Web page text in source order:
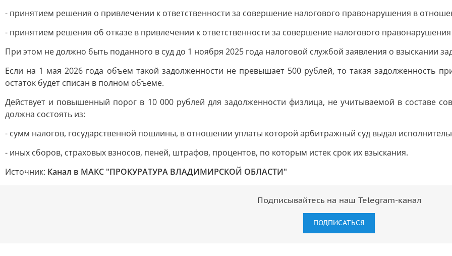
- принятием решения о привлечении к ответственности за совершение налогового правонарушения в
- принятием решения об отказе в привлечении к ответственности за совершение налогового
При этом не должно быть поданного в суд до 1 ноября 2025 года налоговой службой заявления о взыскании
Если на 1 мая 2026 года объем такой задолженности не превышает 500 рублей, то такая задолженность
остаток будет списан в полном объеме.
Действует и повышенный порог в 10 000 рублей для задолженности физлица, не учитываемой в составе
должна состоять из:
- сумм налогов, государственной пошлины, в отношении уплаты которой арбитражный суд выдал
- иных сборов, страховых взносов, пеней, штрафов, процентов, по которым истек срок их взыскания.
Источник: Канал в МАКС "ПРОКУРАТУРА ВЛАДИМИРСКОЙ ОБЛАСТИ"
Подписывайтесь на наш Telegram-канал
ПОДПИСАТЬСЯ